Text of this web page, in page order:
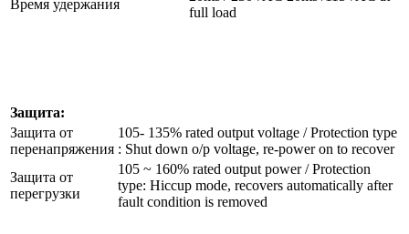
Время удержания
full load
Защита:
Защита от
перенапряжения
105- 135% rated output voltage / Protection type
: Shut down o/p voltage, re-power on to recover
Защита от
перегрузки
105 ~ 160% rated output power / Protection
type: Hiccup mode, recovers automatically after
fault condition is removed